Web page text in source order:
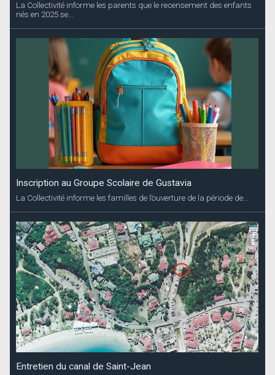
La Collectivité informe les parents que le recensement des enfants
nés en 2025 se...
Inscription au Groupe Scolaire de Gustavia
La Collectivité informe les familles de l’ouverture de la période de...
Entretien du canal de Saint-Jean